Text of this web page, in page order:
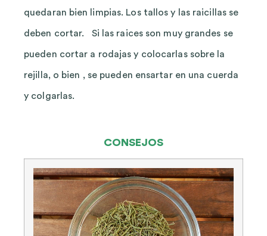
quedaran bien limpias. Los tallos y las raicillas se
deben cortar. Si las raices son muy grandes se
pueden cortar a rodajas y colocarlas sobre la
rejilla, o bien , se pueden ensartar en una cuerda
y colgarlas.
CONSEJOS